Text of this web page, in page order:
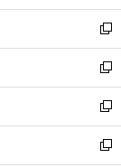
開
く
新
し
い
ウ
ィ
ン
ド
新
し
い
ウ
ィ
新
し
い
新